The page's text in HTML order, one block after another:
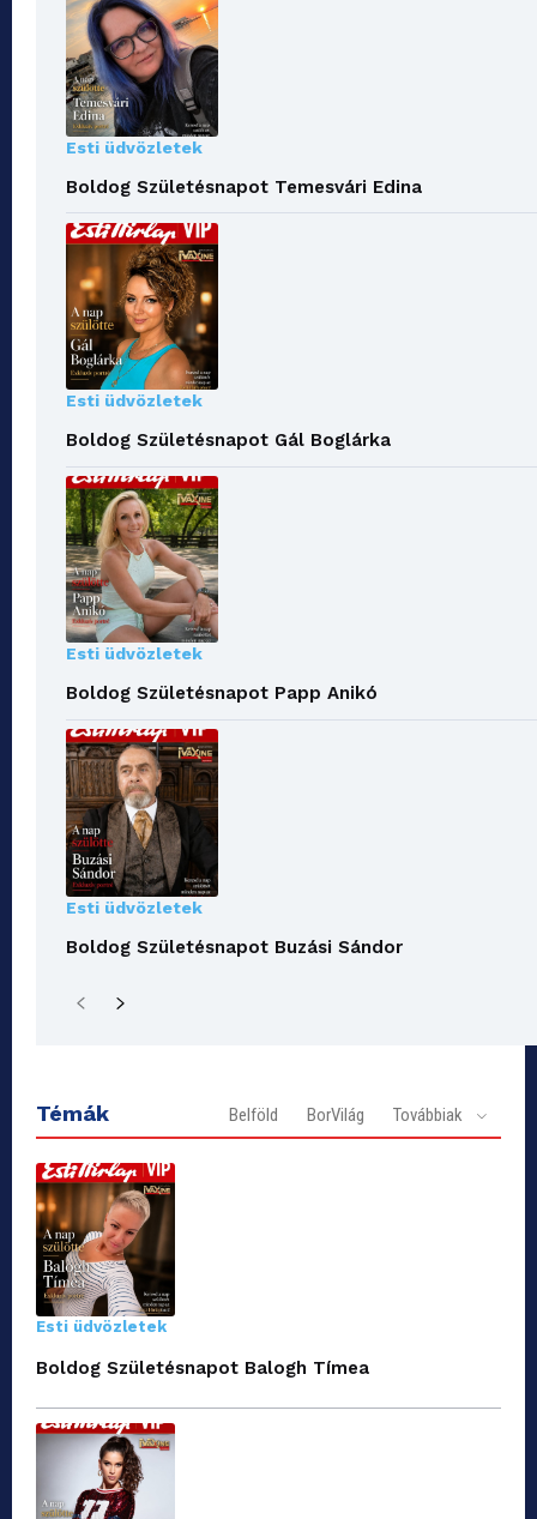
Esti üdvözletek
Boldog Születésnapot Temesvári Edina
Esti üdvözletek
Boldog Születésnapot Gál Boglárka
Esti üdvözletek
Boldog Születésnapot Papp Anikó
Esti üdvözletek
Boldog Születésnapot Buzási Sándor
Témák Belföld BorVilág Továbbiak
Esti üdvözletek
Boldog Születésnapot Balogh Tímea